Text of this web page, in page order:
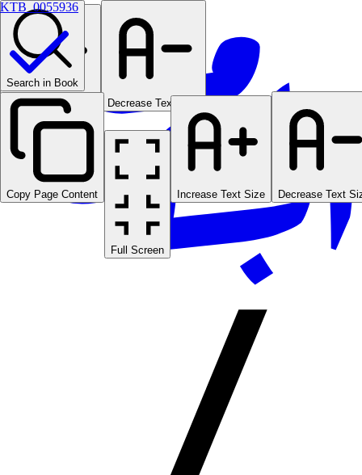
Increase Text Size Decrease Text Size
Search in Book
Copy Page Content
Full Screen
Increase Text Size Decrease Text
KTB_0055936